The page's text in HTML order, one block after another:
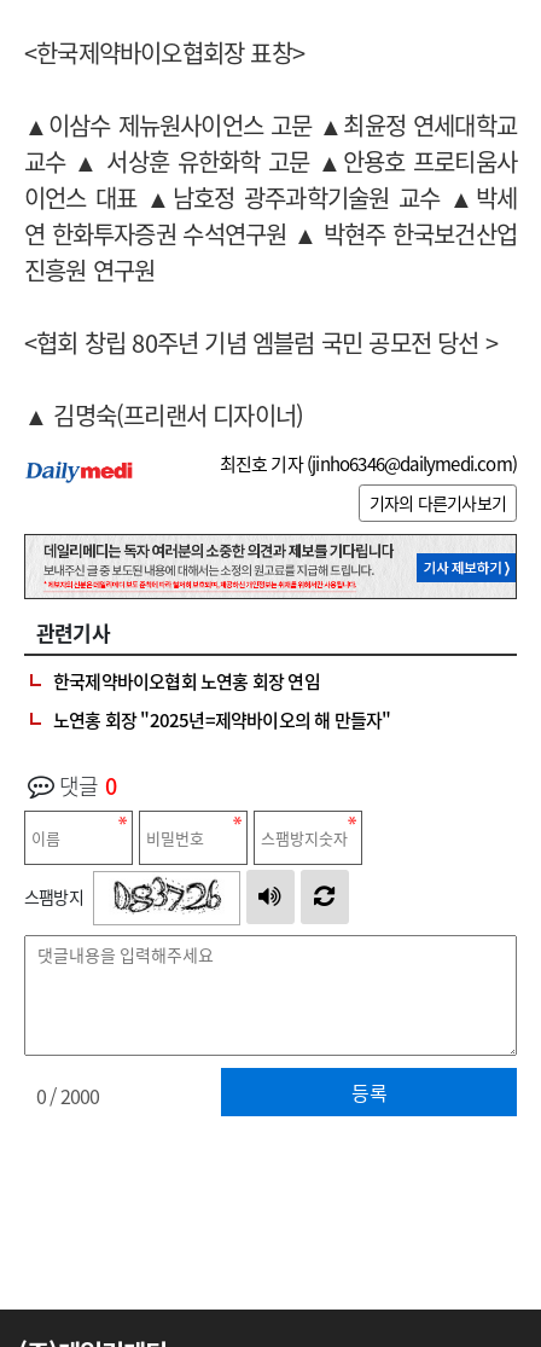
<한국제약바이오협회장 표창>
▲이삼수 제뉴원사이언스 고문 ▲최윤정 연세대학교
교수 ▲ 서상훈 유한화학 고문 ▲안용호 프로티움사
이언스 대표 ▲남호정 광주과학기술원 교수 ▲박세
연 한화투자증권 수석연구원 ▲ 박현주 한국보건산업
진흥원 연구원
<협회 창립 80주년 기념 엠블럼 국민 공모전 당선 >
▲ 김명숙(프리랜서 디자이너)
최진호 기자 (jinho6346@dailymedi.com)
기자의 다른기사보기
관련기사
한국제약바이오협회 노연홍 회장 연임
노연홍 회장 "2025년=제약바이오의 해 만들자"
댓글 0
스팸방지
등록
0/ 2000